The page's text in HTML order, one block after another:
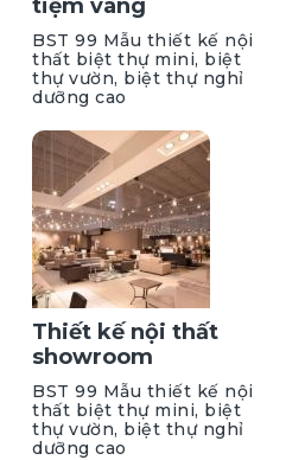
tiệm vàng
BST 99 Mẫu thiết kế nội
thất biệt thự mini, biệt
thự vườn, biệt thự nghỉ
dưỡng cao
Thiết kế nội thất
showroom
BST 99 Mẫu thiết kế nội
thất biệt thự mini, biệt
thự vườn, biệt thự nghỉ
dưỡng cao